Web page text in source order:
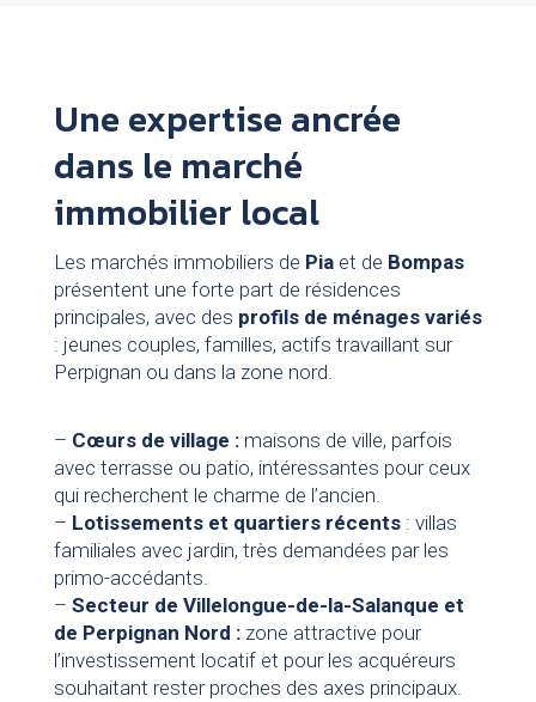
Une expertise ancrée
dans le marché
immobilier local
Les marchés immobiliers de Piaet de Bompas
présentent une forte part de résidences
principales, avec des profils de ménages variés
: jeunes couples, familles, actifs travaillant sur
Perpignan ou dans la zone nord.
– Cœurs de village :maisons de ville, parfois
avec terrasse ou patio, intéressantes pour ceux
qui recherchent le charme de l’ancien.
– Lotissements et quartiers récents: villas
familiales avec jardin, très demandées par les
primo-accédants.
– Secteur de Villelongue-de-la-Salanque et
de Perpignan Nord :zone attractive pour
l’investissement locatif et pour les acquéreurs
souhaitant rester proches des axes principaux.